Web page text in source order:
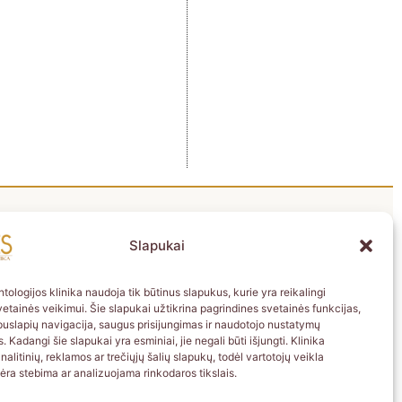
Slapukai
klinika naudoja tik būtinus slapukus, kurie yra reikalingi
veikimui. Šie slapukai užtikrina pagrindines svetainės funkcijas,
navigacija, saugus prisijungimas ir naudotojo nustatymų
Kadangi šie slapukai yra esminiai, jie negali būti išjungti. Klinika
reklamos ar trečiųjų šalių slapukų, todėl vartotojų veikla
stebima ar analizuojama rinkodaros tikslais.
UAB “Ateities odontologijos klinika”
Įmonės kodas: 303033663
Vadovas:Jurgita Raulynaitienė
Adresas:Ateities g. 9C, LT-08304 Vilnius
Tel. +370 5 2500125
Tel.+370 686 49999
El. paštas:info@ateitiesodontologijosklinika.lt